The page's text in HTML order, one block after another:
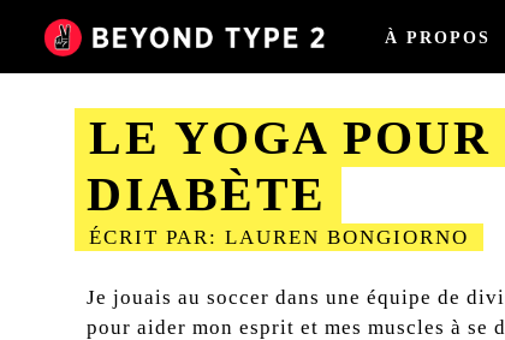
À PROPOS
LE YOGA POUR
DIABÈTE
ÉCRIT PAR: LAUREN BONGIORNO
Je jouais au soccer dans une équipe de
pour aider mon esprit et mes muscles à se